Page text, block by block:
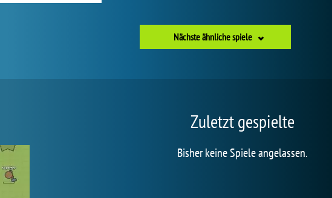
Nächste ähnliche spiele
Zuletzt gespielte
Bisher keine Spiele angelassen.